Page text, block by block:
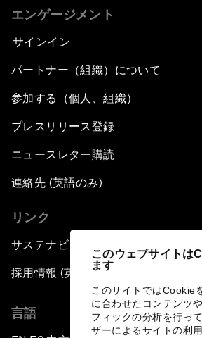
このウェブサイトは
ます
このサイトではCookie
に合わせたコンテンツ
フィックの分析を行っ
ザーによるサイトの利
エンゲージメント
サインイン
パートナー（組織）について
参加する（個人、組織）
プレスリリース登録
ニュースレター購読
連絡先 (英語のみ)
リンク
サステナビリティへの取り組み
採用情報 (英語のみ)
言語